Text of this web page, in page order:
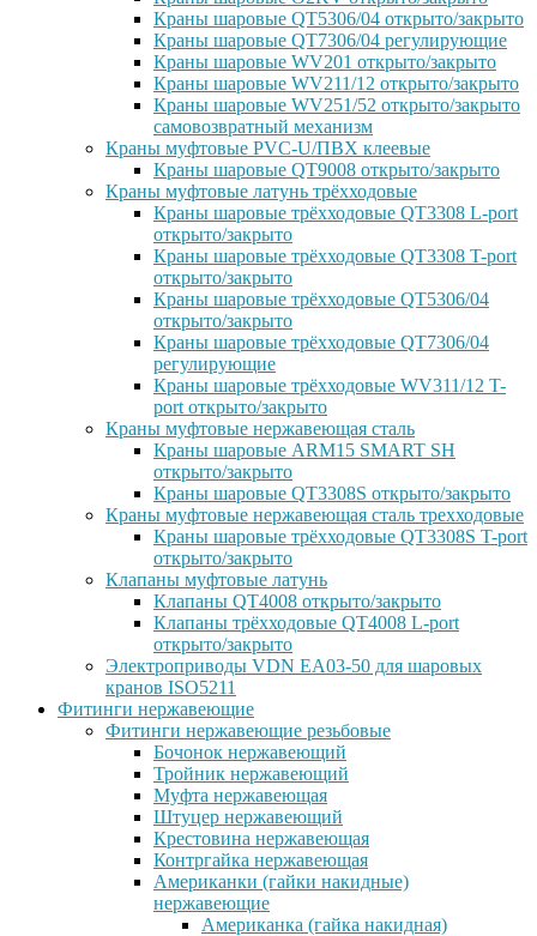
Краны шаровые QT5306/04 открыто/закрыто
Краны шаровые QT7306/04 регулирующие
Краны шаровые WV201 открыто/закрыто
Краны шаровые WV211/12 открыто/закрыто
Краны шаровые WV251/52 открыто/закрыто
самовозвратный механизм
Краны муфтовые PVC-U/ПВХ клеевые
Краны шаровые QT9008 открыто/закрыто
Краны муфтовые латунь трёхходовые
Краны шаровые трёхходовые QT3308 L-port
открыто/закрыто
Краны шаровые трёхходовые QT3308 T-port
открыто/закрыто
Краны шаровые трёхходовые QT5306/04
открыто/закрыто
Краны шаровые трёхходовые QT7306/04
регулирующие
Краны шаровые трёхходовые WV311/12 T-
port открыто/закрыто
Краны муфтовые нержавеющая сталь
Краны шаровые ARM15 SMART SH
открыто/закрыто
Краны шаровые QT3308S открыто/закрыто
Краны муфтовые нержавеющая сталь трехходовые
Краны шаровые трёхходовые QT3308S T-port
открыто/закрыто
Клапаны муфтовые латунь
Клапаны QT4008 открыто/закрыто
Клапаны трёхходовые QT4008 L-port
открыто/закрыто
Электроприводы VDN EA03-50 для шаровых
кранов ISO5211
Фитинги нержавеющие
Фитинги нержавеющие резьбовые
Бочонок нержавеющий
Тройник нержавеющий
Муфта нержавеющая
Штуцер нержавеющий
Крестовина нержавеющая
Контргайка нержавеющая
Американки (гайки накидные)
нержавеющие
Американка (гайка накидная)